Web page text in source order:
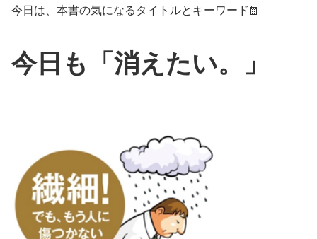
今日は、本書の気になるタイトルとキーワード📗
今日も「消えたい。」